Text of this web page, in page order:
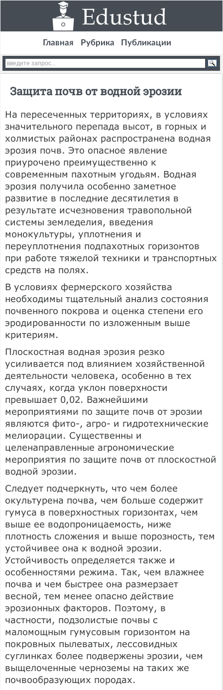
Главная Рубрика Публикации
Защита почв от водной эрозии
На пересеченных территориях, в условиях
значительного перепада высот, в горных и
холмистых районах распространена водная
эрозия почв. Это опасное явление
приурочено преимущественно к
современным пахотным угодьям. Водная
эрозия получила особенно заметное
развитие в последние десятилетия в
результате исчезновения травопольной
системы земледелия, введения
монокультуры, уплотнения и
переуплотнения подпахотных горизонтов
при работе тяжелой техники и транспортных
средств на полях.
В условиях фермерского хозяйства
необходимы тщательный анализ состояния
почвенного покрова и оценка степени его
эродированности по изложенным выше
критериям.
Плоскостная водная эрозия резко
усиливается под влиянием хозяйственной
деятельности человека, особенно в тех
случаях, когда уклон поверхности
превышает 0,02. Важнейшими
мероприятиями по защите почв от эрозии
являются фито-, агро- и гидротехнические
мелиорации. Существенны и
целенаправленные агрономические
мероприятия по защите почв от плоскостной
водной эрозии.
Следует подчеркнуть, что чем более
окультурена почва, чем больше содержит
гумуса в поверхностных горизонтах, чем
выше ее водопроницаемость, ниже
плотность сложения и выше порозность, тем
устойчивее она к водной эрозии.
Устойчивость определяется также и
особенностями режима. Так, чем влажнее
почва и чем быстрее она размерзает
весной, тем менее опасно действие
эрозионных факторов. Поэтому, в
частности, подзолистые почвы с
маломощным гумусовым горизонтом на
покровных пылеватых, лессовидных
суглинках более подвержены эрозии, чем
выщелоченные черноземы на таких же
почвообразующих породах.